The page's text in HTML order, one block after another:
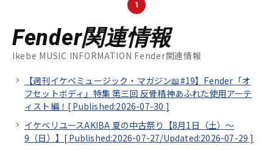
1
Fender関連情報
Ikebe MUSIC INFORMATION Fender関連情報
【週刊イケベミュージック・マガジン📖#19】Fender「オ
フセットボディ」特集 第三回 反骨精神あふれた使用アーテ
ィスト編！[ Published:2026-07-30 ]
イケベリユースAKIBA 夏の中古祭り【8月1日（土）～
9（日）】[ Published:2026-07-27/Updated:2026-07-29 ]